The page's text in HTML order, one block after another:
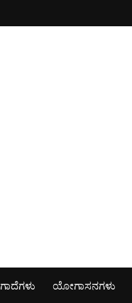
ಗಾದೆಗಳು ಯೋಗಾಸನಗಳು